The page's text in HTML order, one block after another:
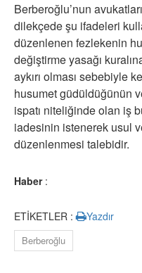
Berberoğlu’nun
dilekçede şu ifadeleri
düzenlenen fezlekenin
değiştirme yasağı
aykırı olması sebebiyle
husumet güdüldüğünün
ispatı niteliğinde olan iş
iadesinin istenerek usul
düzenlenmesi talebidir.
Haber:
ETİKETLER : Yazdır
Berberoğlu